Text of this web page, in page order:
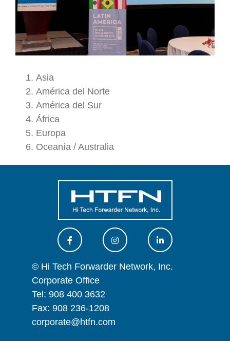
Asia
América del Norte
América del Sur
África
Europa
Oceanía / Australia
© Hi Tech Forwarder Network, Inc.
Corporate Office
Tel: 908 400 3632
Fax: 908 236-1208
corporate@htfn.com